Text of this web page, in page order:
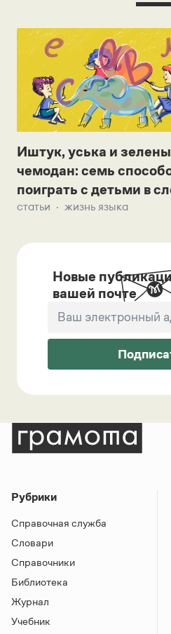
Иштук, уська и
чемодан: семь
поиграть с детьми в
статьи жизнь языка
Новые
вашей почте
Рубрики
Справочная служба
Словари
Справочники
Библиотека
Журнал
Учебник